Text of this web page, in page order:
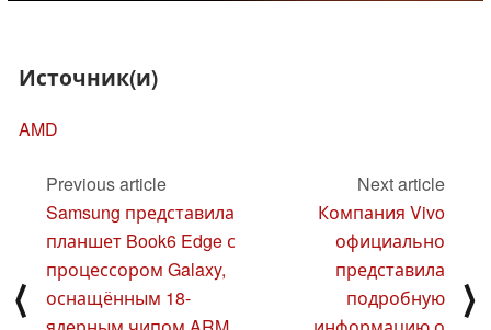
Источник(и)
AMD
⟨
Previous article
Samsung представила
планшет Book6 Edge с
процессором Galaxy,
оснащённым 18-
Next article
Компания Vivo
официально
представила
подробную
⟩